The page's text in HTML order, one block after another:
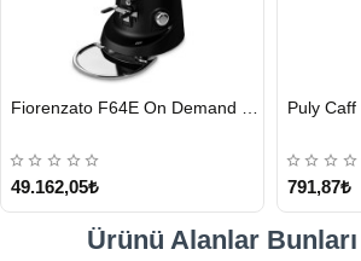
GÖNDERİ
49.162,05₺
GÖNDERİ
791,87₺
Ürünü Alanlar Bunları